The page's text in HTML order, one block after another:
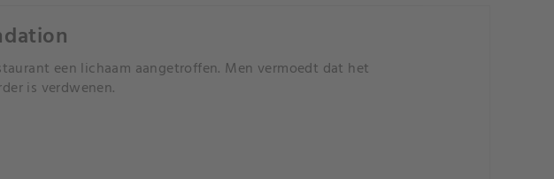
een lichaam aangetroffen. Men vermoedt dat het
is verdwenen.